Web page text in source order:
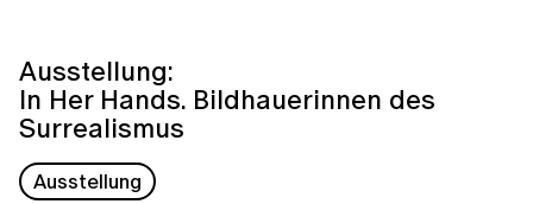
Ausstellung:
In Her Hands. Bildhauerinnen des
Surrealismus
Ausstellung